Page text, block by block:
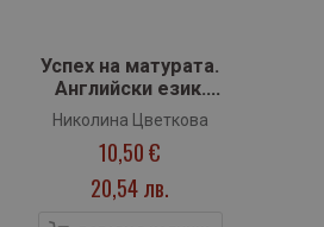
Успех на матурата.
Английски език.
Тестове и задачи
за ДЗИ, ниво В2
(Клет)
Николина Цветкова
10,50 €
20,54 лв.